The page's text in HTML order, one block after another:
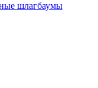
шлагбаумы